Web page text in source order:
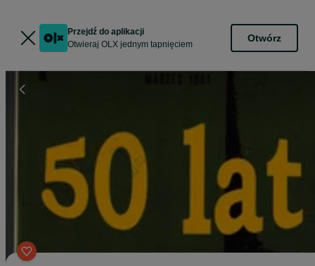
Przejdź do aplikacji
Otwieraj OLX jednym tapnięciem
Otwórz